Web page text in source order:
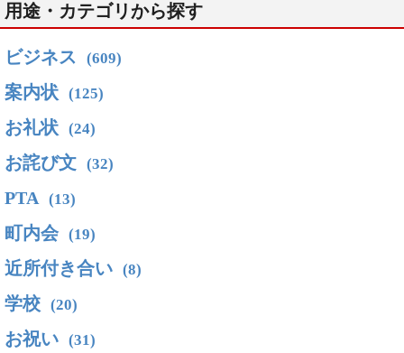
用途・カテゴリから探す
ビジネス (609)
案内状 (125)
お礼状 (24)
お詫び文 (32)
PTA (13)
町内会 (19)
近所付き合い (8)
学校 (20)
お祝い (31)